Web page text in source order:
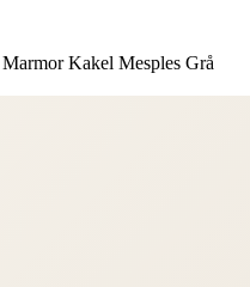
Marmor Kakel Mesples Grå